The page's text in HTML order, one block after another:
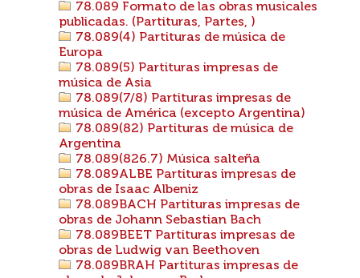
78.089 Formato de las obras musicales
publicadas. (Partituras, Partes, )
78.089(4) Partituras de música de
Europa
78.089(5) Partituras impresas de
música de Asia
78.089(7/8) Partituras impresas de
música de América (excepto Argentina)
78.089(82) Partituras de música de
Argentina
78.089(826.7) Música salteña
78.089ALBE Partituras impresas de
obras de Isaac Albeniz
78.089BACH Partituras impresas de
obras de Johann Sebastian Bach
78.089BEET Partituras impresas de
obras de Ludwig van Beethoven
78.089BRAH Partituras impresas de